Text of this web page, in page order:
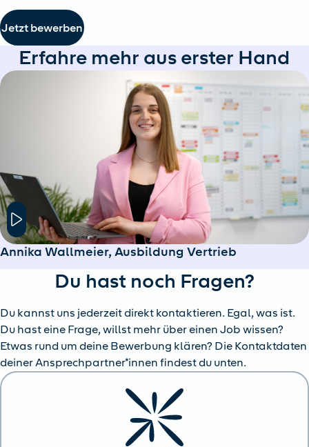
Jetzt bewerben
Erfahre mehr aus erster Hand
Hier klicken um das Modal Fenster zu öffnen
Annika Wallmeier, Ausbildung Vertrieb
Du hast noch Fragen?
Du kannst uns jederzeit direkt kontaktieren. Egal, was ist.
Du hast eine Frage, willst mehr über einen Job wissen?
Etwas rund um deine Bewerbung klären? Die Kontaktdaten
deiner Ansprechpartner*innen findest du unten.